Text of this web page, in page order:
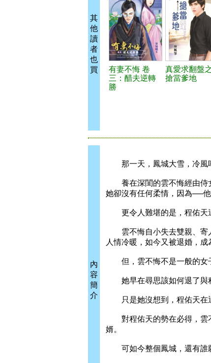
其
他
讀
者
也
買
有妻不悔 卷
三：醋夫逆轉
勝
真愛求翻盤之
搶當爹地
內
容
簡
介
那一天，鳳城大雪，冷風
養在深閨的雲不悔經由侍
她卻沒有任何柔情，因為──他
更令人難堪的是，程佑天
雲不悔自小失去雙親、寄
人情冷暖，如今又被退婚，
但，雲不悔不是一般的女
她早在尋思該如何退了與程
只是她沒想到，程佑天在退
對程佑天的勢在必得，雲
婿。
可如今整個鳳城，還有誰